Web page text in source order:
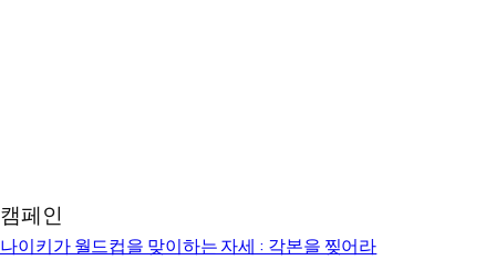
캠페인
나이키가 월드컵을 맞이하는 자세 : 각본을 찢어라